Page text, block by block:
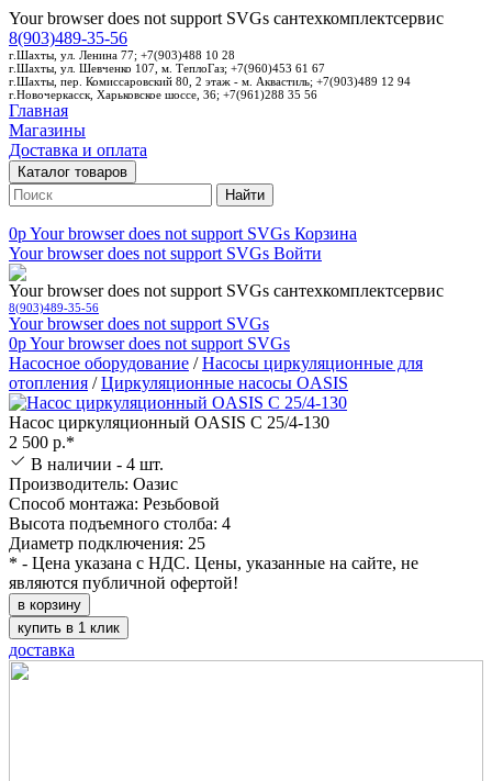
Your browser does not support SVGs сантехкомплектсервис
8(903)489-35-56
г.Шахты, ул. Ленина 77; +7(903)488 10 28
г.Шахты, ул. Шевченко 107, м. ТеплоГаз; +7(960)453 61 67
г.Шахты, пер. Комиссаровский 80, 2 этаж - м. Аквастиль; +7(903)489 12 94
г.Новочеркасск, Харьковское шоссе, 36; +7(961)288 35 56
Главная
Магазины
Доставка и оплата
Каталог товаров
Найти
0pYour browser does not support SVGs Корзина
Your browser does not support SVGs Войти
Your browser does not support SVGs сантехкомплектсервис
8(903)489-35-56
Your browser does not support SVGs
0pYour browser does not support SVGs
Насосное оборудование /Насосы циркуляционные для
отопления /Циркуляционные насосы OASIS
Насос циркуляционный OASIS C 25/4-130
2 500 р.*
В наличии - 4 шт.
Производитель: Оазис
Способ монтажа: Резьбовой
Высота подъемного столба: 4
Диаметр подключения: 25
* - Цена указана с НДС. Цены, указанные на сайте, не
являются публичной офертой!
в корзину
купить в 1 клик
доставка